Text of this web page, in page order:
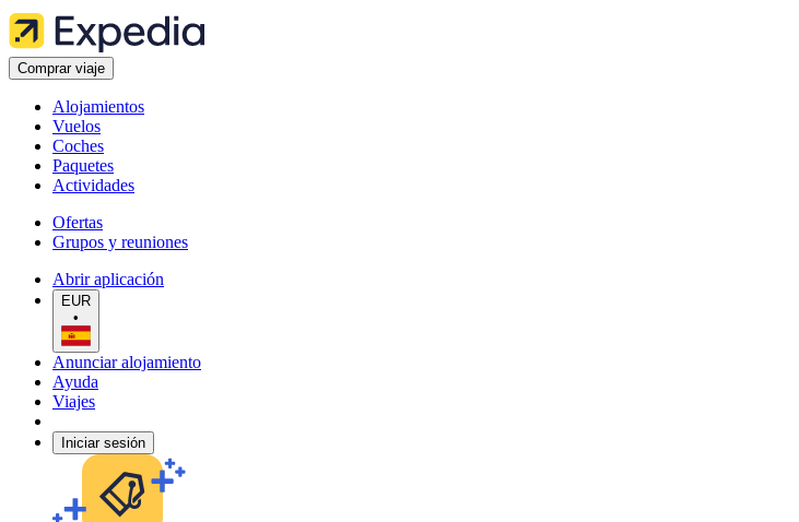
Comprar viaje
Alojamientos
Vuelos
Coches
Paquetes
Actividades
Ofertas
Grupos y reuniones
Abrir aplicación
EUR
•
Anunciar alojamiento
Ayuda
Viajes
Iniciar sesión